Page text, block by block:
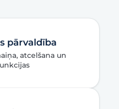
pārvaldība
atcelšana un